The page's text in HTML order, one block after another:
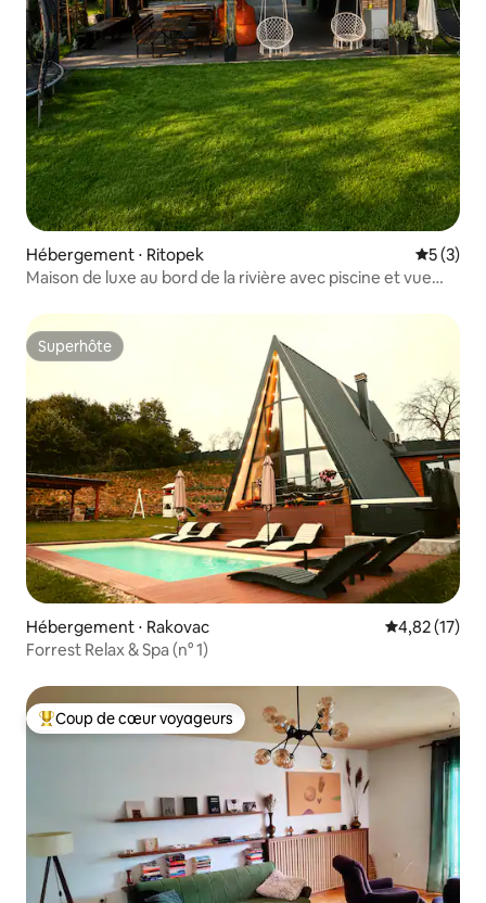
Hébergement ⋅ Ritopek
5 (3)
Maison de luxe au bord de la rivière avec piscine et vue
Superhôte
Superhôte
Hébergement ⋅ Rakovac Évaluation
4,82 (17)
Forrest Relax & Spa (n° 1)
Coups de cœur voyageurs les plus appréciés
Coup de cœur voyageurs